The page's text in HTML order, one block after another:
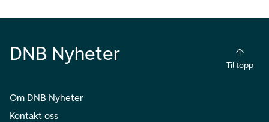
DNB Nyheter
Til topp
Om DNB Nyheter
Kontakt oss